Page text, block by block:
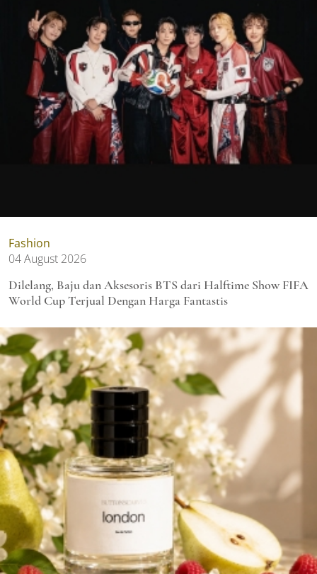
Fashion
04 August 2026
Dilelang, Baju dan Aksesoris BTS dari Halftime Show FIFA
World Cup Terjual Dengan Harga Fantastis